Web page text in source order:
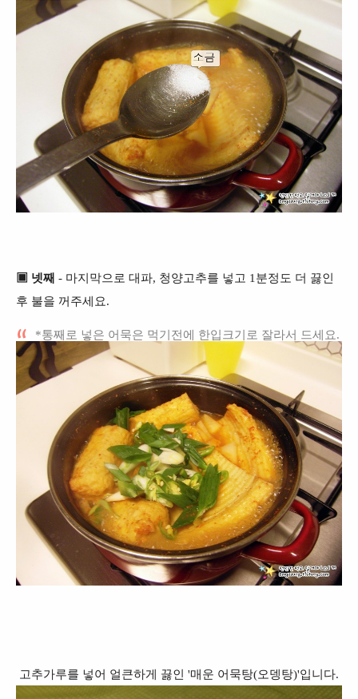
▣ 넷째 - 마지막으로 대파, 청양고추를 넣고 1분정도 더 끓인
후 불을 꺼주세요.
*통째로 넣은 어묵은 먹기전에 한입크기로 잘라서 드세요.
고추가루를 넣어 얼큰하게 끓인 '매운 어묵탕(오뎅탕)'입니다.